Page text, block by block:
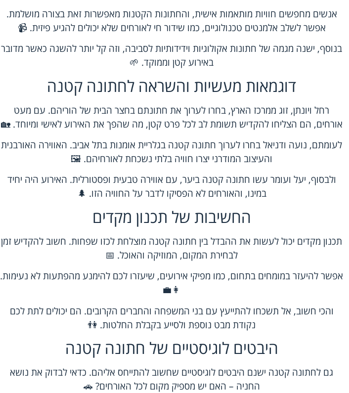
אנשים מחפשים חוויות מותאמות אישית, והחתונות הקטנות מאפשרות זאת בצורה מושלמת.
אפשר לשלב אלמנטים טכנולוגיים, כמו שידור חי לאורחים שלא יכולים להגיע פיזית. 📹
בנוסף, ישנה מגמה של חתונות אקולוגיות וידידותיות לסביבה, וזה קל יותר להשגה כאשר מדובר
באירוע קטן וממוקד. 🌱
דוגמאות מעשיות והשראה לחתונה קטנה
רחל ויונתן, זוג ממרכז הארץ, בחרו לערוך את חתונתם בחצר הבית של הוריהם. עם מעט
אורחים, הם הצליחו להקדיש תשומת לב לכל פרט קטן, מה שהפך את האירוע לאישי ומיוחד. 🏡
לעומתם, נועה ודניאל בחרו לערוך חתונה קטנה בגלריית אומנות בתל אביב. האווירה האורבנית
והעיצוב המודרני יצרו חוויה בלתי נשכחת לאורחיהם. 🖼️
ולבסוף, יעל ועומר עשו חתונה קטנה ביער, עם אווירה טבעית ופסטורלית. האירוע היה יחיד
במינו, והאורחים לא הפסיקו לדבר על החוויה הזו. 🌲
החשיבות של תכנון מקדים
תכנון מקדים יכול לעשות את ההבדל בין חתונה קטנה מוצלחת לכזו שפחות. חשוב להקדיש זמן
לבחירת המקום, המוזיקה והאוכל. 📅
אפשר להיעזר במומחים בתחום, כמו מפיקי אירועים, שיעזרו לכם להימנע מהפתעות לא נעימות.
👩‍💼
והכי חשוב, אל תשכחו להתייעץ עם בני המשפחה והחברים הקרובים. הם יכולים לתת לכם
נקודת מבט נוספת ולסייע בקבלת החלטות. 👫
היבטים לוגיסטיים של חתונה קטנה
גם לחתונה קטנה ישנם היבטים לוגיסטיים שחשוב להתייחס אליהם. כדאי לבדוק את נושא
החניה – האם יש מספיק מקום לכל האורחים? 🚗